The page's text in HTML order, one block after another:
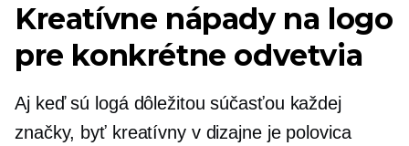
Kreatívne nápady na logo
pre konkrétne odvetvia
Aj keď sú logá dôležitou súčasťou každej
značky, byť kreatívny v dizajne je polovica